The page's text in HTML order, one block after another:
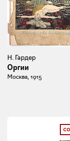
Н. Гардер
Оргии
Москва, 1915